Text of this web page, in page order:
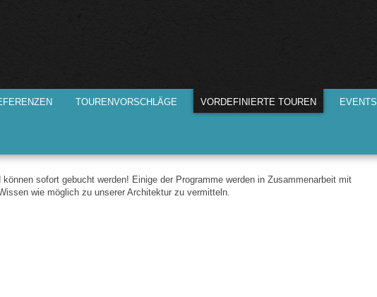
TOURENVORSCHLÄGE VORDEFINIERTE TOUREN EVENTS
sofort gebucht werden! Einige der Programme werden in Zusammenarbeit mit
wie möglich zu unserer Architektur zu vermitteln.